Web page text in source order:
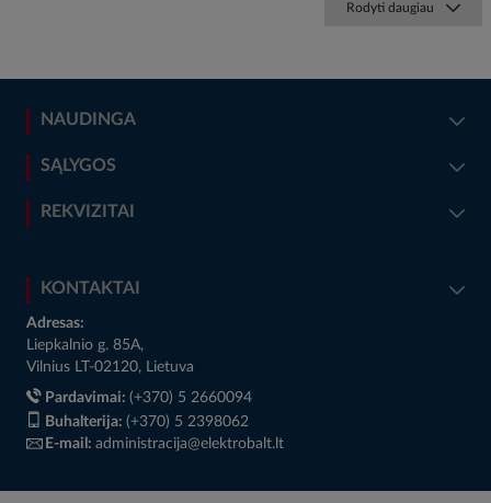
Rodyti daugiau
NAUDINGA
SĄLYGOS
REKVIZITAI
KONTAKTAI
Adresas:
Liepkalnio g. 85A,
Vilnius LT-02120, Lietuva
Pardavimai: (+370) 5 2660094
Buhalterija: (+370) 5 2398062
E-mail: administracija@elektrobalt.lt